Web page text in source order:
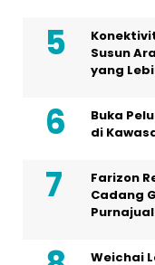
Susun
yang
Buka
di
Farizon
Cadang
Weichai